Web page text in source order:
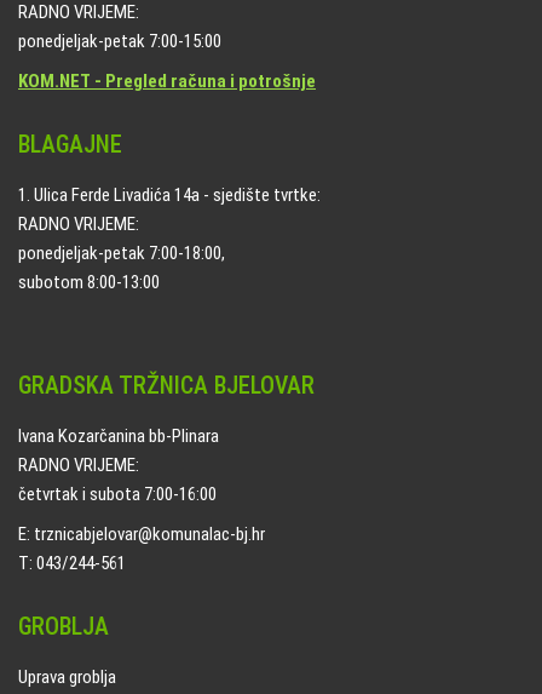
RADNO VRIJEME:
ponedjeljak-petak 7:00-15:00
KOM.NET - Pregled računa i potrošnje
BLAGAJNE
1. Ulica Ferde Livadića 14a - sjedište tvrtke:
RADNO VRIJEME:
ponedjeljak-petak 7:00-18:00,
subotom 8:00-13:00
GRADSKA TRŽNICA BJELOVAR
Ivana Kozarčanina bb-Plinara
RADNO VRIJEME:
četvrtak i subota 7:00-16:00
E: trznicabjelovar@komunalac-bj.hr
T: 043/244-561
GROBLJA
Uprava groblja